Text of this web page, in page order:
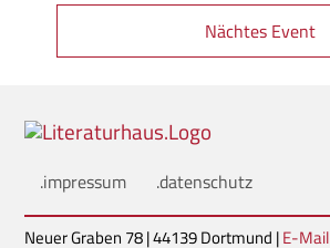
Nächtes Event
.impressum .datenschutz
Neuer Graben 78 | 44139 Dortmund |E-Mail